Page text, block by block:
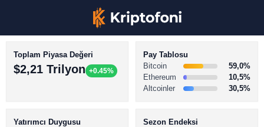
BİTCOİN HABERLERİ
Toplam Piyasa Değeri
$2,21 Trilyon +0.45%
Pay Tablosu
Bitcoin
59,0%
Ethereum
10,5%
Altcoinler
30,5%
Yatırımcı Duygusu
Sezon Endeksi